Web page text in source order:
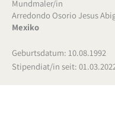
Mundmaler/in
Arredondo Osorio Jesus
Mexiko
Geburtsdatum: 10.08.1992
Stipendiat/in seit: